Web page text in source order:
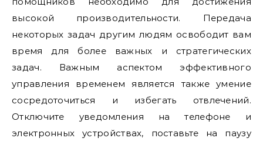
высокой производительности. Передача
некоторых задач другим людям освободит вам
время для более важных и стратегических
задач. Важным аспектом эффективного
управления временем является также умение
сосредоточиться и избегать отвлечений.
Отключите уведомления на телефоне и
электронных устройствах, поставьте на паузу